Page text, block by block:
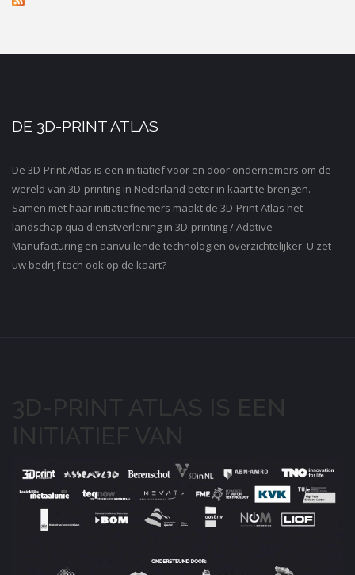
DE 3D-PRINT ATLAS
De 3D-Print Atlas is een initiatief voor en door ondernemers om de
wereld van 3D-printing in Nederland beter in kaart te brengen.
Samen met haar initiatiefnemers maakt de 3D-Print Atlas het
landschap qua dienstverlening in 3D-printing / Addtive
Manufacturing en aanvullende technologiën overzichtelijker. U zet
uw bedrijf toch ook op de kaart?